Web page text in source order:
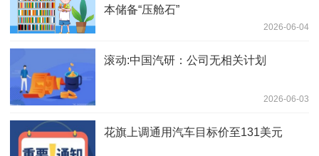
本储备“压舱石”
2026-06-04
滚动:中国汽研：公司无相关计划
2026-06-03
花旗上调通用汽车目标价至131美元